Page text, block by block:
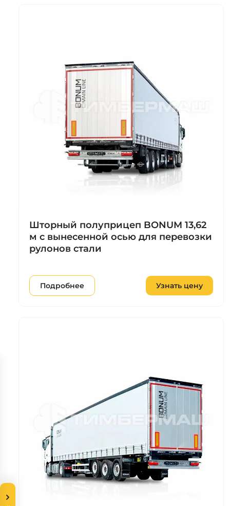
Шторный полуприцеп BONUM 13,62
м с вынесенной осью для перевозки
рулонов стали
Подробнее Узнать цену